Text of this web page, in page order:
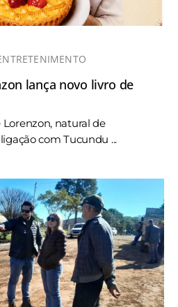
lança novo livro de
natural de
com Tucundu ...